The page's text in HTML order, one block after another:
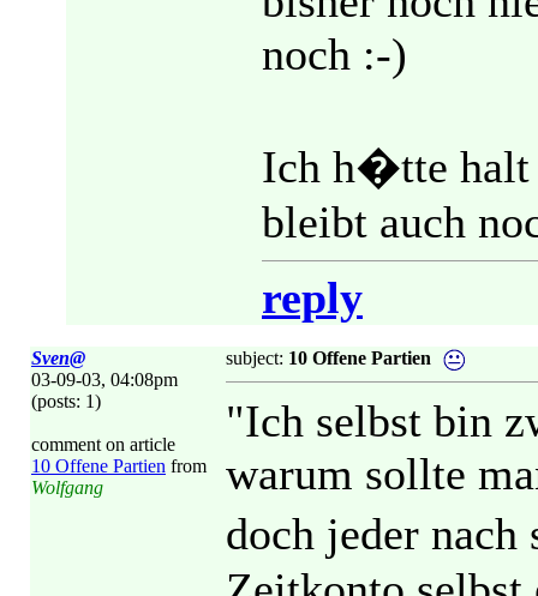
noch :-)
Ich h�tte halt
bleibt auch
reply
Sven@
03-09-03, 04:08pm
(posts: 1)
comment on article
10 Offene Partien from
Wolfgang
subject: 10 Offene Partien
"Ich selbst bin
warum sollte
doch jeder